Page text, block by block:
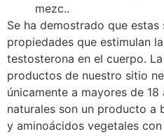
mezc..
Se ha demostrado que estas
propiedades que estimulan
testosterona en el cuerpo.
productos de nuestro sitio
únicamente a mayores de
naturales son un producto a
y aminoácidos vegetales